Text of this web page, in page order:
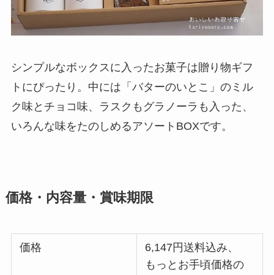
シンプルなボックスに入ったお菓子は贈り物ギフ
トにぴったり。中には「バターのいとこ」のミル
ク味とチョコ味、ラスクもグラノーラも入った、
いろんな味をたのしめるアソートBOXです。
価格・内容量・賞味期限
価格
6,147円送料込み、
もっとお手頃価格の